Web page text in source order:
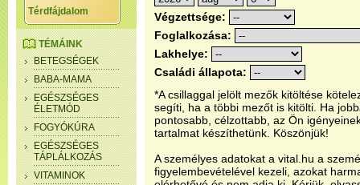
Térdfájdalom
TÉMÁINK
BETEGSÉGEK
BABA-MAMA
EGÉSZSÉGES
ÉLETMÓD
FOGYÓKÚRA
EGÉSZSÉGES
TÁPLÁLKOZÁS
VITAMINOK
Végzettsége:
Foglalkozása:
Lakhelye:
Családi állapota:
*A csillaggal jelölt mezők kitöltése
segíti, ha a többi mezőt is kitölti. Ha
pontosabb, célzottabb, az Ön
tartalmat készíthetünk. Köszönjük!
A személyes adatokat a vital.hu a
figyelembevételével kezeli, azokat